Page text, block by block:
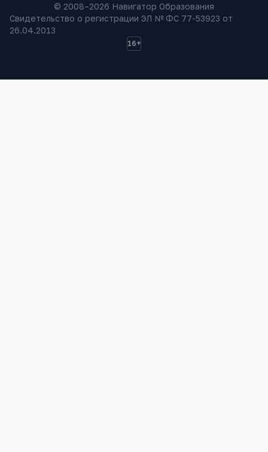
© 2008–2026 Навигатор Образования
Свидетельство о регистрации ЭЛ № ФС 77-53923 от
26.04.2013
16+